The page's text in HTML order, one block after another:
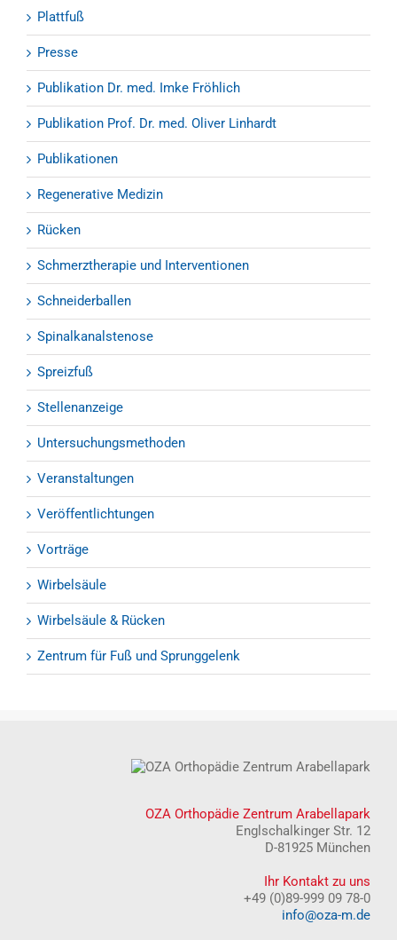
Plattfuß
Presse
Publikation Dr. med. Imke Fröhlich
Publikation Prof. Dr. med. Oliver Linhardt
Publikationen
Regenerative Medizin
Rücken
Schmerztherapie und Interventionen
Schneiderballen
Spinalkanalstenose
Spreizfuß
Stellenanzeige
Untersuchungsmethoden
Veranstaltungen
Veröffentlichtungen
Vorträge
Wirbelsäule
Wirbelsäule & Rücken
Zentrum für Fuß und Sprunggelenk
OZA Orthopädie Zentrum Arabellapark
Englschalkinger Str. 12
D-81925 München
Ihr Kontakt zu uns
+49 (0)89-999 09 78-0
info@oza-m.de